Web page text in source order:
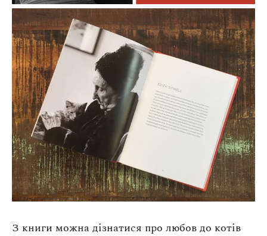
З книги можна дізнатися про любов до котів